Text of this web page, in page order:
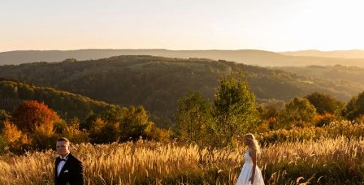
Luxury